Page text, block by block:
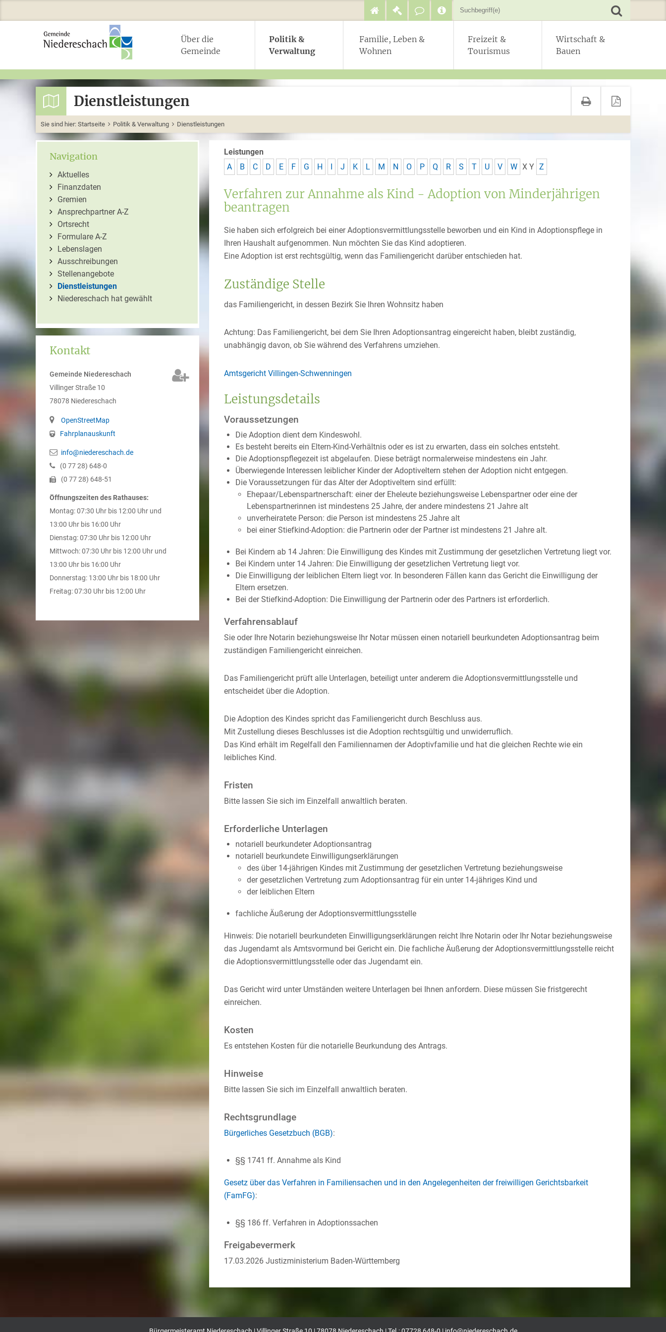
Über die
Gemeinde
Politik &
Verwaltung
Familie, Leben &
Wohnen
Freizeit &
Tourismus
Wirtschaft &
Bauen
Dienstleistungen
Sie sind hier: Startseite Politik & Verwaltung Dienstleistungen
Navigation
Aktuelles
Finanzdaten
Gremien
Ansprechpartner A-Z
Ortsrecht
Formulare A-Z
Lebenslagen
Ausschreibungen
Stellenangebote
Dienstleistungen
Niedereschach hat gewählt
Kontakt
Gemeinde Niedereschach
Villinger Straße 10
78078 Niedereschach
OpenStreetMap
Fahrplanauskunft
info@niedereschach.de
(0 7728) 648-0
(0 7728) 648-51
Öffnungszeiten des Rathauses:
Montag: 07:30 Uhr bis 12:00 Uhr und
13:00 Uhr bis 16:00 Uhr
Dienstag: 07:30 Uhr bis 12:00 Uhr
Mittwoch: 07:30 Uhr bis 12:00 Uhr und
13:00 Uhr bis 16:00 Uhr
Donnerstag: 13:00 Uhr bis 18:00 Uhr
Freitag: 07:30 Uhr bis 12:00 Uhr
Leistungen
A
B C D E F G H I J K L M N O P Q R S T U V W X Y Z
Verfahren zur Annahme als Kind - Adoption von Minderjährigen
beantragen
Sie haben sich erfolgreich bei einer Adoptionsvermittlungsstelle beworben und ein Kind in Adoptionspflege in
Ihren Haushalt aufgenommen. Nun möchten Sie das Kind adoptieren.
Eine Adoption ist erst rechtsgültig, wenn das Familiengericht darüber entschieden hat.
Zuständige Stelle
das Familiengericht, in dessen Bezirk Sie Ihren Wohnsitz haben
Achtung: Das Familiengericht, bei dem Sie Ihren Adoptionsantrag eingereicht haben, bleibt zuständig,
unabhängig davon, ob Sie während des Verfahrens umziehen.
Amtsgericht Villingen-Schwenningen
Leistungsdetails
Voraussetzungen
Die Adoption dient dem Kindeswohl.
Es besteht bereits ein Eltern-Kind-Verhältnis oder es ist zu erwarten, dass ein solches entsteht.
Die Adoptionspflegezeit ist abgelaufen. Diese beträgt normalerweise mindestens ein Jahr.
Überwiegende Interessen leiblicher Kinder der Adoptiveltern stehen der Adoption nicht entgegen.
Die Voraussetzungen für das Alter der Adoptiveltern sind erfüllt:
Ehepaar/Lebenspartnerschaft: einer der Eheleute beziehungsweise Lebenspartner oder eine der
Lebenspartnerinnen ist mindestens 25 Jahre, der andere mindestens 21 Jahre alt
unverheiratete Person: die Person ist mindestens 25 Jahre alt
bei einer Stiefkind-Adoption: die Partnerin oder der Partner ist mindestens 21 Jahre alt.
Bei Kindern ab 14 Jahren: Die Einwilligung des Kindes mit Zustimmung der gesetzlichen Vertretung liegt vor.
Bei Kindern unter 14 Jahren: Die Einwilligung der gesetzlichen Vertretung liegt vor.
Die Einwilligung der leiblichen Eltern liegt vor. In besonderen Fällen kann das Gericht die Einwilligung der
Eltern ersetzen.
Bei der Stiefkind-Adoption: Die Einwilligung der Partnerin oder des Partners ist erforderlich.
Verfahrensablauf
Sie oder Ihre Notarin beziehungsweise Ihr Notar müssen einen notariell beurkundeten Adoptionsantrag beim
zuständigen Familiengericht einreichen.
Das Familiengericht prüft alle Unterlagen, beteiligt unter anderem die Adoptionsvermittlungsstelle und
entscheidet über die Adoption.
Die Adoption des Kindes spricht das Familiengericht durch Beschluss aus.
Mit Zustellung dieses Beschlusses ist die Adoption rechtsgültig und unwiderruflich.
Das Kind erhält im Regelfall den Familiennamen der Adoptivfamilie und hat die gleichen Rechte wie ein
leibliches Kind.
Fristen
Bitte lassen Sie sich im Einzelfall anwaltlich beraten.
Erforderliche Unterlagen
notariell beurkundeter Adoptionsantrag
notariell beurkundete Einwilligungserklärungen
des über 14-jährigen Kindes mit Zustimmung der gesetzlichen Vertretung beziehungsweise
der gesetzlichen Vertretung zum Adoptionsantrag für ein unter 14-jähriges Kind und
der leiblichen Eltern
fachliche Äußerung der Adoptionsvermittlungsstelle
Hinweis: Die notariell beurkundeten Einwilligungserklärungen reicht Ihre Notarin oder Ihr Notar beziehungsweise
das Jugendamt als Amtsvormund bei Gericht ein. Die fachliche Äußerung der Adoptionsvermittlungsstelle reicht
die Adoptionsvermittlungsstelle oder das Jugendamt ein.
Das Gericht wird unter Umständen weitere Unterlagen bei Ihnen anfordern. Diese müssen Sie fristgerecht
einreichen.
Kosten
Es entstehen Kosten für die notarielle Beurkundung des Antrags.
Hinweise
Bitte lassen Sie sich im Einzelfall anwaltlich beraten.
Rechtsgrundlage
Bürgerliches Gesetzbuch (BGB):
§§ 1741 ff. Annahme als Kind
Gesetz über das Verfahren in Familiensachen und in den Angelegenheiten der freiwilligen Gerichtsbarkeit
(FamFG):
§§ 186 ff. Verfahren in Adoptionssachen
Freigabevermerk
17.03.2026 Justizministerium Baden-Württemberg